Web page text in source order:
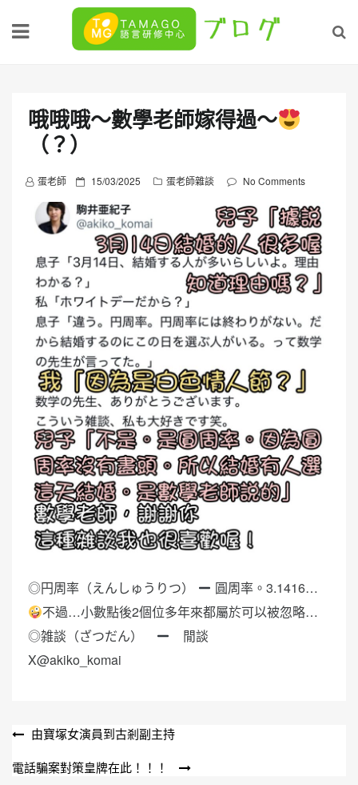
哦哦哦～數學老師嫁得過～
（？）
蛋老師
P
s
e
n
15/03/2025 蛋老師雜談 No Comments
◎円周率（えんしゅうりつ）
圓周率。3.1416…
不過…小數點後2個位多年來都屬於可以被忽略…
◎雑談（ざつだん）
閒談
X@akiko_komai
文
章
由寶塚女演員到古剎副主持
電話騙案對策皇牌在此！！！